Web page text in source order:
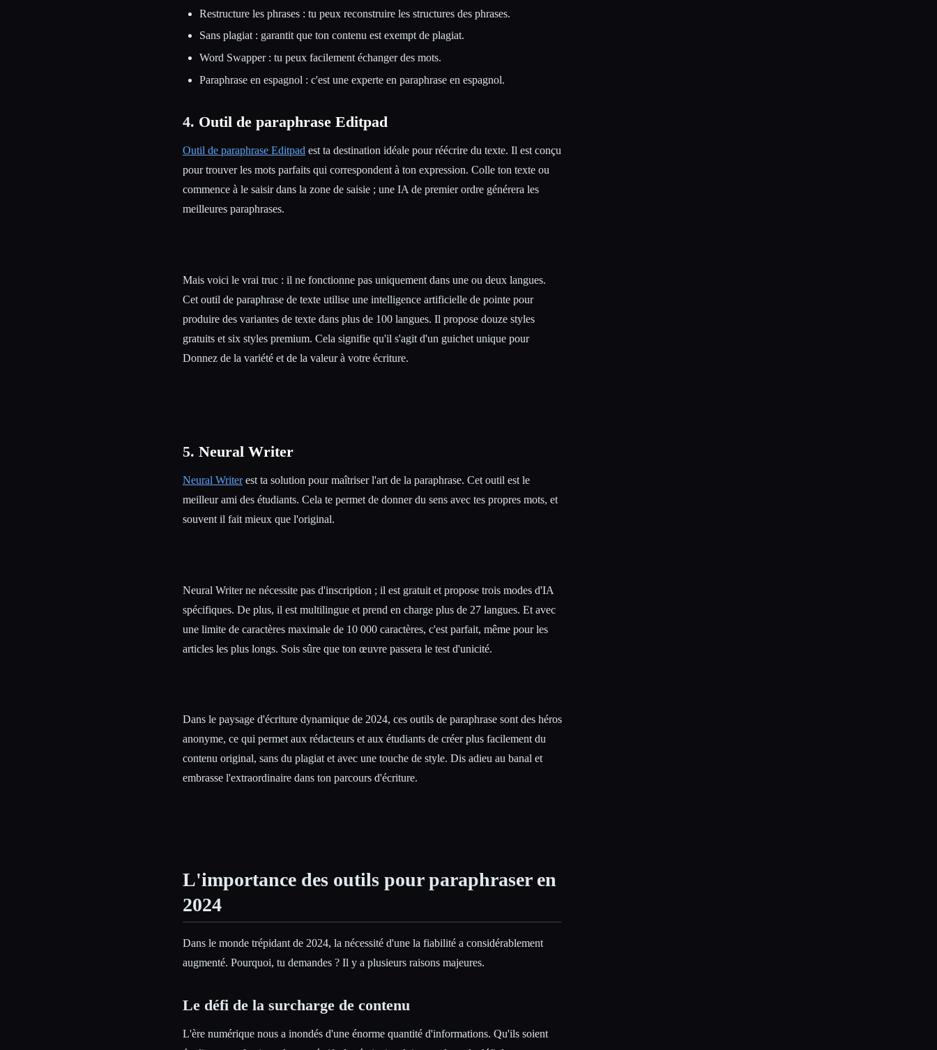
Restructure les phrases : tu peux reconstruire les structures des phrases.
Sans plagiat : garantit que ton contenu est exempt de plagiat.
Word Swapper : tu peux facilement échanger des mots.
Paraphrase en espagnol : c'est une experte en paraphrase en espagnol.
4. Outil de paraphrase Editpad
Outil de paraphrase Editpad est ta destination idéale pour réécrire du texte. Il est conçu
pour trouver les mots parfaits qui correspondent à ton expression. Colle ton texte ou
commence à le saisir dans la zone de saisie ; une IA de premier ordre générera les
meilleures paraphrases.
Mais voici le vrai truc : il ne fonctionne pas uniquement dans une ou deux langues.
Cet outil de paraphrase de texte utilise une intelligence artificielle de pointe pour
produire des variantes de texte dans plus de 100 langues. Il propose douze styles
gratuits et six styles premium. Cela signifie qu'il s'agit d'un guichet unique pour
Donnez de la variété et de la valeur à votre écriture.
5. Neural Writer
Neural Writerest ta solution pour maîtriser l'art de la paraphrase. Cet outil est le
meilleur ami des étudiants. Cela te permet de donner du sens avec tes propres mots, et
souvent il fait mieux que l'original.
Neural Writer ne nécessite pas d'inscription ; il est gratuit et propose trois modes d'IA
spécifiques. De plus, il est multilingue et prend en charge plus de 27 langues. Et avec
une limite de caractères maximale de 10 000 caractères, c'est parfait, même pour les
articles les plus longs. Sois sûre que ton œuvre passera le test d'unicité.
Dans le paysage d'écriture dynamique de 2024, ces outils de paraphrase sont des héros
anonyme, ce qui permet aux rédacteurs et aux étudiants de créer plus facilement du
contenu original, sans du plagiat et avec une touche de style. Dis adieu au banal et
embrasse l'extraordinaire dans ton parcours d'écriture.
L'importance des outils pour paraphraser en
2024
Dans le monde trépidant de 2024, la nécessité d'une la fiabilité a considérablement
augmenté. Pourquoi, tu demandes ? Il y a plusieurs raisons majeures.
Le défi de la surcharge de contenu
L'ère numérique nous a inondés d'une énorme quantité d'informations. Qu'ils soient